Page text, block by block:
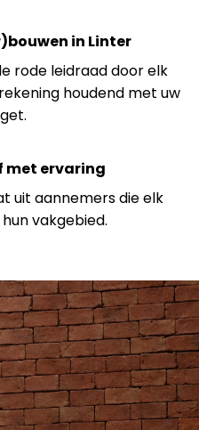
in Linter
rode leidraad door elk
houdend met uw
met ervaring
uit aannemers die elk
vakgebied.